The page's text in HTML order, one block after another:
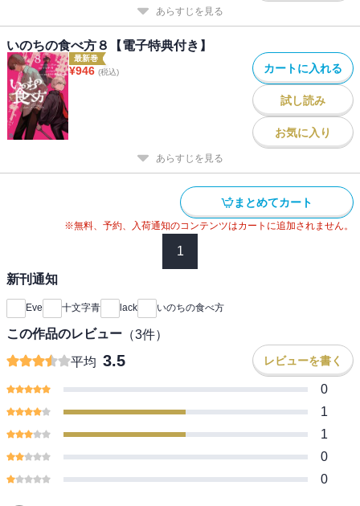
あらすじを見る
いのちの食べ方８【電子特典付き】
最新巻
¥946 (税込) カートに入れる
試し読み
お気に入り
あらすじを見る
まとめてカート
※無料、予約、入荷通知のコンテンツはカートに追加されません。
1
新刊通知
Eve 十文字青 lack いのちの食べ方
この作品のレビュー （3件）
平均 3.5 レビューを書く
0
1
1
0
0